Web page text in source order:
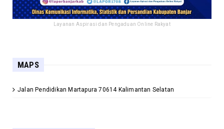
Layanan Aspirasi dan Pengaduan Online Rakyat
MAPS
Jalan Pendidikan Martapura 70614 Kalimantan Selatan